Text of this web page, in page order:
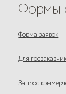
Формы
Форма заявок
Для
Запрос